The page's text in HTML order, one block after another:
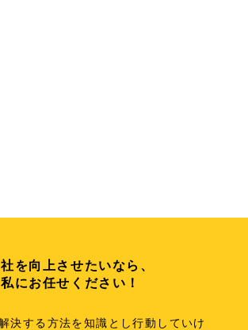
を向上させたいなら、
私にお任せください！
決する方法を知識とし行動していけ